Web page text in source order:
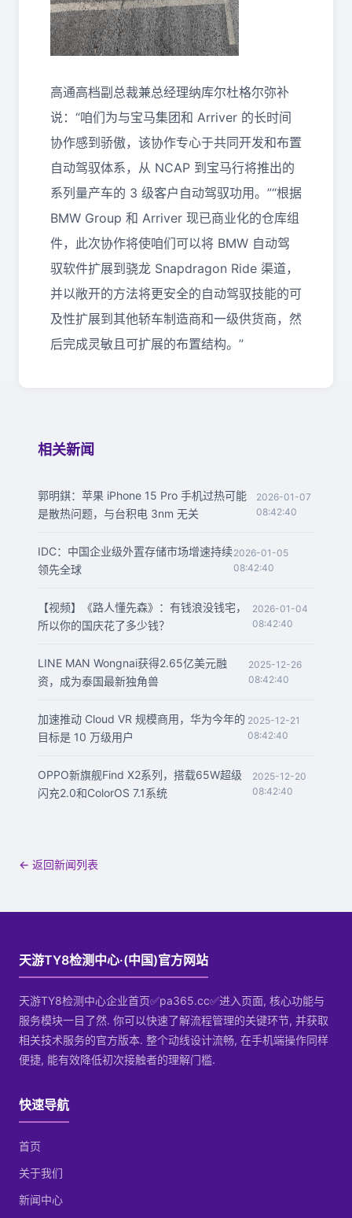
高通高档副总裁兼总经理纳库尔杜格尔弥补
说：“咱们为与宝马集团和 Arriver 的长时间
协作感到骄傲，该协作专心于共同开发和布置
自动驾驭体系，从 NCAP 到宝马行将推出的
系列量产车的 3 级客户自动驾驭功用。”“根据
BMW Group 和 Arriver 现已商业化的仓库组
件，此次协作将使咱们可以将 BMW 自动驾
驭软件扩展到骁龙 Snapdragon Ride 渠道，
并以敞开的方法将更安全的自动驾驭技能的可
及性扩展到其他轿车制造商和一级供货商，然
后完成灵敏且可扩展的布置结构。”
相关新闻
郭明錤：苹果 iPhone 15 Pro 手机过热可能
是散热问题，与台积电 3nm 无关
2026-01-07
08:42:40
IDC：中国企业级外置存储市场增速持续
领先全球
2026-01-05
08:42:40
【视频】《路人懂先森》：有钱浪没钱宅，
所以你的国庆花了多少钱？
2026-01-04
08:42:40
LINE MAN Wongnai获得2.65亿美元融
资，成为泰国最新独角兽
2025-12-26
08:42:40
加速推动 Cloud VR 规模商用，华为今年的
目标是 10 万级用户
2025-12-21
08:42:40
OPPO新旗舰Find X2系列，搭载65W超级
闪充2.0和ColorOS 7.1系统
2025-12-20
08:42:40
← 返回新闻列表
天游TY8检测中心·(中国)官方网站
天游TY8检测中心企业首页✅pa365.cc✅进入页面, 核心功能与
服务模块一目了然. 你可以快速了解流程管理的关键环节, 并获取
相关技术服务的官方版本. 整个动线设计流畅, 在手机端操作同样
便捷, 能有效降低初次接触者的理解门槛.
快速导航
首页
关于我们
新闻中心